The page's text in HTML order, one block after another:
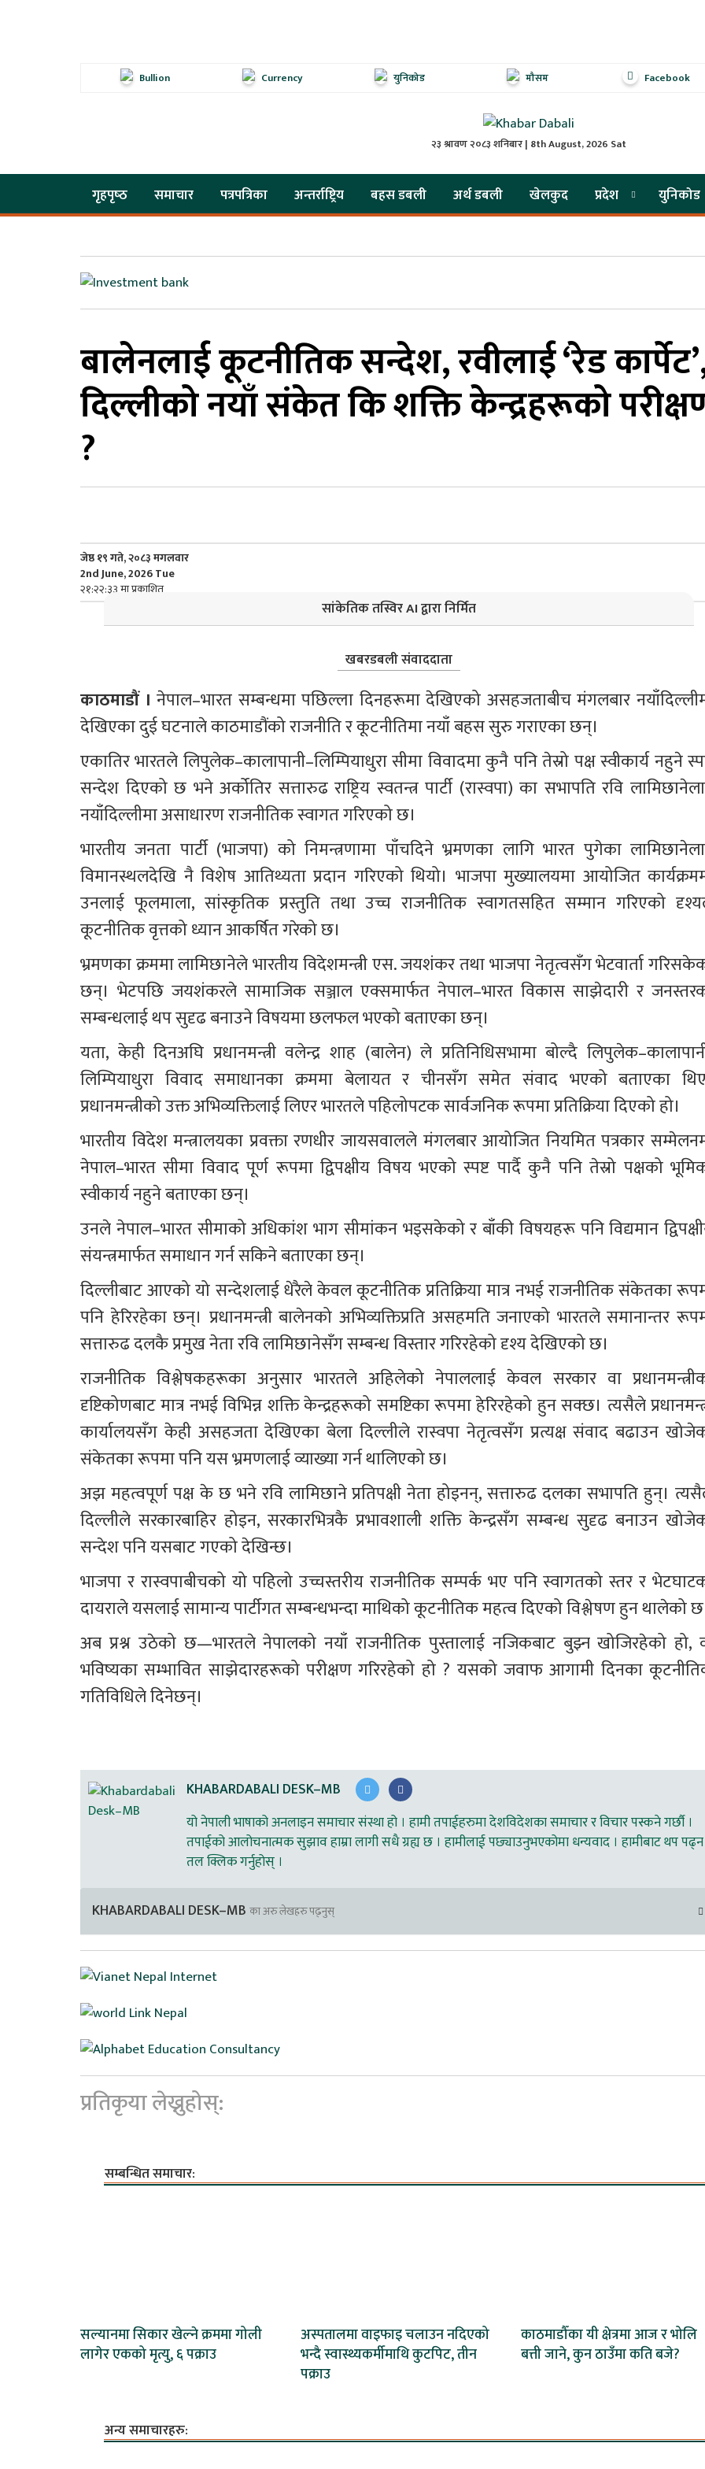
Bullion Currency युनिकोड मौसम Facebook
२३ श्रावण २०८३ शनिबार | 8th August, 2026 Sat
गृहपृष्‍ठ समाचार पत्रपत्रिका अन्तर्राष्ट्रिय बहस डबली अर्थ डबली खेलकुद प्रदेश युनिकोड
बालेनलाई कूटनीतिक सन्देश, रवीलाई ‘रेड
दिल्लीको नयाँ संकेत कि शक्ति केन्द्रहरूको
?
जेष्ठ १९ गते, २०८३ मगलवार
2nd June, 2026 Tue
२१:२२:३३ मा प्रकाशित
सांकेतिक तस्विर AI द्वारा निर्मित
खबरडबली संवाददाता
काठमाडौं । नेपाल–भारत सम्बन्धमा पछिल्ला दिनहरूमा देखिएको असहजताबीच मंगलबार
देखिएका दुई घटनाले काठमाडौंको राजनीति र कूटनीतिमा नयाँ बहस सुरु गराएका छन्।
एकातिर भारतले लिपुलेक–कालापानी–लिम्पियाधुरा सीमा विवादमा कुनै पनि तेस्रो पक्ष स्वीकार्य नहुने
सन्देश दिएको छ भने अर्कोतिर सत्तारुढ राष्ट्रिय स्वतन्त्र पार्टी (रास्वपा) का सभापति रवि
नयाँदिल्लीमा असाधारण राजनीतिक स्वागत गरिएको छ।
भारतीय जनता पार्टी (भाजपा) को निमन्त्रणामा पाँचदिने भ्रमणका लागि भारत पुगेका
विमानस्थलदेखि नै विशेष आतिथ्यता प्रदान गरिएको थियो। भाजपा मुख्यालयमा आयोजित
उनलाई फूलमाला, सांस्कृतिक प्रस्तुति तथा उच्च राजनीतिक स्वागतसहित सम्मान गरिएको
कूटनीतिक वृत्तको ध्यान आकर्षित गरेको छ।
भ्रमणका क्रममा लामिछानेले भारतीय विदेशमन्त्री एस. जयशंकर तथा भाजपा नेतृत्वसँग भेटवार्ता
छन्। भेटपछि जयशंकरले सामाजिक सञ्जाल एक्समार्फत नेपाल–भारत विकास साझेदारी र
सम्बन्धलाई थप सुदृढ बनाउने विषयमा छलफल भएको बताएका छन्।
यता, केही दिनअघि प्रधानमन्त्री वलेन्द्र शाह (बालेन) ले प्रतिनिधिसभामा बोल्दै
लिम्पियाधुरा विवाद समाधानका क्रममा बेलायत र चीनसँग समेत संवाद भएको बताएका
प्रधानमन्त्रीको उक्त अभिव्यक्तिलाई लिएर भारतले पहिलोपटक सार्वजनिक रूपमा प्रतिक्रिया दिएको हो।
भारतीय विदेश मन्त्रालयका प्रवक्ता रणधीर जायसवालले मंगलबार आयोजित नियमित पत्रकार
नेपाल–भारत सीमा विवाद पूर्ण रूपमा द्विपक्षीय विषय भएको स्पष्ट पार्दै कुनै पनि तेस्रो पक्षको
स्वीकार्य नहुने बताएका छन्।
उनले नेपाल–भारत सीमाको अधिकांश भाग सीमांकन भइसकेको र बाँकी विषयहरू पनि विद्यमान
संयन्त्रमार्फत समाधान गर्न सकिने बताएका छन्।
दिल्लीबाट आएको यो सन्देशलाई धेरैले केवल कूटनीतिक प्रतिक्रिया मात्र नभई राजनीतिक संकेतका
पनि हेरिरहेका छन्। प्रधानमन्त्री बालेनको अभिव्यक्तिप्रति असहमति जनाएको भारतले समानान्तर
सत्तारुढ दलकै प्रमुख नेता रवि लामिछानेसँग सम्बन्ध विस्तार गरिरहेको दृश्य देखिएको छ।
राजनीतिक विश्लेषकहरूका अनुसार भारतले अहिलेको नेपाललाई केवल सरकार वा
दृष्टिकोणबाट मात्र नभई विभिन्न शक्ति केन्द्रहरूको समष्टिका रूपमा हेरिरहेको हुन सक्छ। त्यसैले
कार्यालयसँग केही असहजता देखिएका बेला दिल्लीले रास्वपा नेतृत्वसँग प्रत्यक्ष संवाद बढाउन
संकेतका रूपमा पनि यस भ्रमणलाई व्याख्या गर्न थालिएको छ।
अझ महत्वपूर्ण पक्ष के छ भने रवि लामिछाने प्रतिपक्षी नेता होइनन्, सत्तारुढ दलका सभापति हुन्।
दिल्लीले सरकारबाहिर होइन, सरकारभित्रकै प्रभावशाली शक्ति केन्द्रसँग सम्बन्ध सुदृढ बनाउन
सन्देश पनि यसबाट गएको देखिन्छ।
भाजपा र रास्वपाबीचको यो पहिलो उच्चस्तरीय राजनीतिक सम्पर्क भए पनि स्वागतको स्तर र
दायराले यसलाई सामान्य पार्टीगत सम्बन्धभन्दा माथिको कूटनीतिक महत्व दिएको विश्लेषण हुन थालेको
अब प्रश्न उठेको छ—भारतले नेपालको नयाँ राजनीतिक पुस्तालाई नजिकबाट बुझ्न खोजिरहेको हो,
भविष्यका सम्भावित साझेदारहरूको परीक्षण गरिरहेको हो ? यसको जवाफ आगामी दिनका
गतिविधिले दिनेछन्।
KHABARDABALI DESK–MB
यो नेपाली भाषाको अनलाइन समाचार संस्था हो । हामी तपाईहरुमा देशविदेशका समाचार र विचार पस्कने गर्छौ ।
तपाईको आलोचनात्मक सुझाव हाम्रा लागी सधै ग्रह्य छ । हामीलाई पछ्याउनुभएकोमा धन्यवाद । हामीबाट थप पढ्न
तल क्लिक गर्नुहोस् ।
KHABARDABALI DESK–MB का अरु लेखहरु पढ्नुस्
प्रतिकृया लेख्नुहोस्:
सम्बन्धित समाचार:
सल्यानमा सिकार खेल्ने क्रममा गोली
लागेर एकको मृत्यु, ६ पक्राउ
अस्पतालमा वाइफाइ चलाउन नदिएको
भन्दै स्वास्थ्यकर्मीमाथि कुटपिट, तीन
पक्राउ
काठमाडौँका यी क्षेत्रमा आज र भोलि
बत्ती जाने, कुन ठाउँमा कति बजे?
अन्य समाचारहरु: